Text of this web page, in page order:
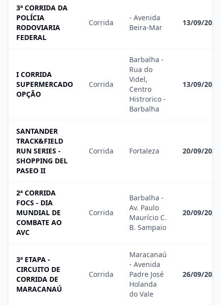
3ª CORRIDA DA
POLÍCIA
RODOVIARIA
FEDERAL
Corrida
- Avenida
Beira-Mar
13/09/2026
I CORRIDA
SUPERMERCADO
OPÇÃO
Corrida
Barbalha -
Rua do
Videl,
Centro
Histrorico -
Barbalha
13/09/2026
SANTANDER
TRACK&FIELD
RUN SERIES -
SHOPPING DEL
PASEO II
Corrida Fortaleza 20/09/2026
2ª CORRIDA
FOCS - DIA
MUNDIAL DE
COMBATE AO
AVC
Corrida
Barbalha -
Av. Paulo
Maurício C.
B. Sampaio
20/09/2026
3ª ETAPA -
CIRCUITO DE
CORRIDA DE
MARACANAÚ
Corrida
Maracanaú
- Avenida
Padre José
Holanda
do Vale
26/09/2026